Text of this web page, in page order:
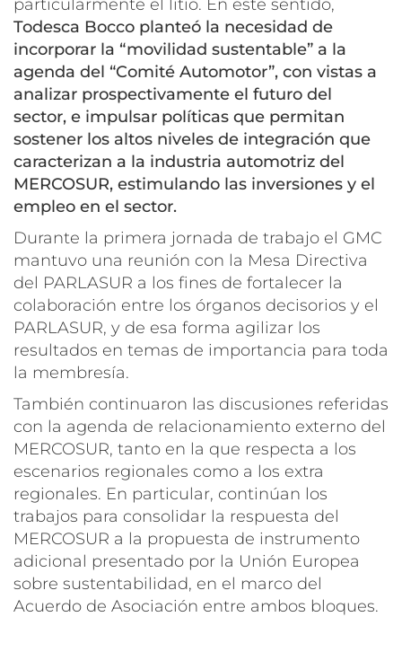
particularmente el litio. En este sentido,
Todesca Bocco planteó la necesidad de
incorporar la “movilidad sustentable” a la
agenda del “Comité Automotor”, con vistas a
analizar prospectivamente el futuro del
sector, e impulsar políticas que permitan
sostener los altos niveles de integración que
caracterizan a la industria automotriz del
MERCOSUR, estimulando las inversiones y el
empleo en el sector.
Durante la primera jornada de trabajo el GMC
mantuvo una reunión con la Mesa Directiva
del PARLASUR a los fines de fortalecer la
colaboración entre los órganos decisorios y el
PARLASUR, y de esa forma agilizar los
resultados en temas de importancia para toda
la membresía.
También continuaron las discusiones referidas
con la agenda de relacionamiento externo del
MERCOSUR, tanto en la que respecta a los
escenarios regionales como a los extra
regionales. En particular, continúan los
trabajos para consolidar la respuesta del
MERCOSUR a la propuesta de instrumento
adicional presentado por la Unión Europea
sobre sustentabilidad, en el marco del
Acuerdo de Asociación entre ambos bloques.